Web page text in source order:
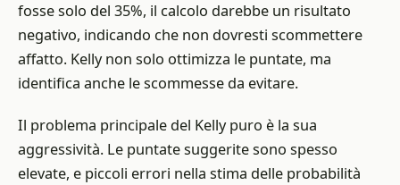
fosse solo del 35%, il calcolo darebbe un risultato
negativo, indicando che non dovresti scommettere
affatto. Kelly non solo ottimizza le puntate, ma
identifica anche le scommesse da evitare.
Il problema principale del Kelly puro è la sua
aggressività. Le puntate suggerite sono spesso
elevate, e piccoli errori nella stima delle probabilità